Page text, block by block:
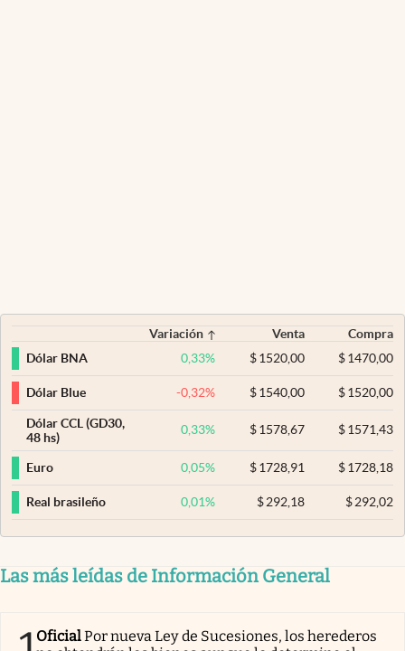
Variación Venta
Compra
Dólar BNA
0,33% $ 1520,00 $1470,00
Dólar Blue -0,32% $ 1540,00 $1520,00
Dólar CCL (GD30,
48 hs)
0,33% $ 1578,67 $1571,43
Euro 0,05% $ 1728,91 $1728,18
Real brasileño 0,01% $ 292,18 $292,02
Las más leídas de Información General
OficialPor nueva Ley de Sucesiones, los herederos